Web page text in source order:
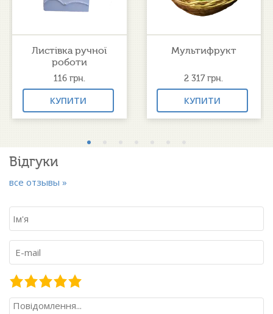
Листівка ручної
роботи
116 грн.
КУПИТИ
Мультифрукт
2 317грн.
КУПИТИ
Відгуки
все отзывы »